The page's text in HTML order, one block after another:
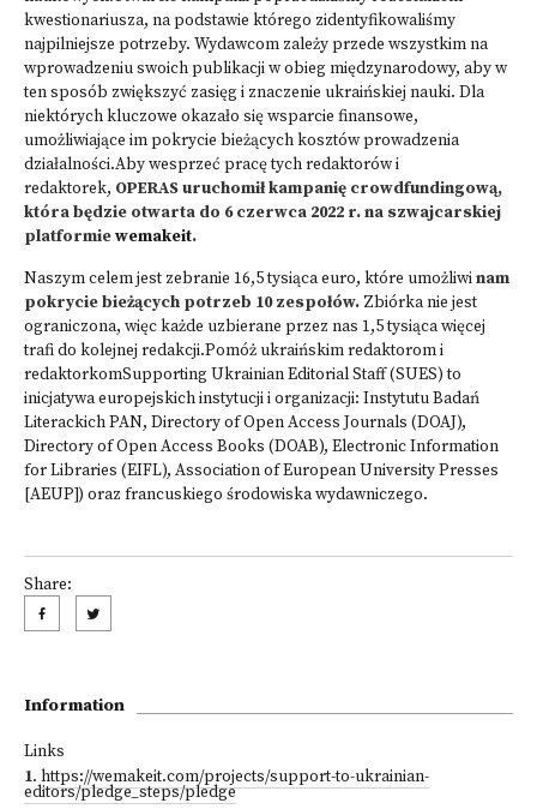
kwestionariusza, na podstawie którego zidentyfikowaliśmy
najpilniejsze potrzeby. Wydawcom zależy przede wszystkim na
wprowadzeniu swoich publikacji w obieg międzynarodowy, aby w
ten sposób zwiększyć zasięg i znaczenie ukraińskiej nauki. Dla
niektórych kluczowe okazało się wsparcie finansowe,
umożliwiające im pokrycie bieżących kosztów prowadzenia
działalności.Aby wesprzeć pracę tych redaktorów i
redaktorek, OPERAS uruchomił kampanię crowdfundingową,
która będzie otwarta do 6 czerwca 2022 r. na szwajcarskiej
platformiewemakeit.
Naszym celem jest zebranie 16,5 tysiąca euro, które umożliwinam
pokrycie bieżących potrzeb 10 zespołów. Zbiórka nie jest
ograniczona, więc każde uzbierane przez nas 1,5 tysiąca więcej
trafi do kolejnej redakcji.Pomóż ukraińskim redaktorom i
redaktorkomSupporting Ukrainian Editorial Staff (SUES) to
inicjatywa europejskich instytucji i organizacji: Instytutu Badań
Literackich PAN, Directory of Open Access Journals (DOAJ),
Directory of Open Access Books (DOAB), Electronic Information
for Libraries (EIFL), Association of European University Presses
[AEUP]) oraz francuskiego środowiska wydawniczego.
Share:
Information
Links
1. https://wemakeit.com/projects/support-to-ukrainian-
editors/pledge_steps/pledge